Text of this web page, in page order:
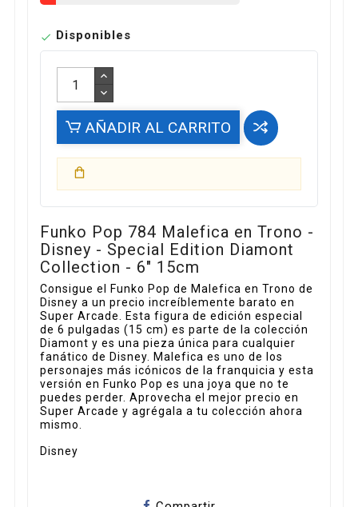
 Disponibles
AÑADIR AL CARRITO
Funko Pop 784 Malefica en Trono -
Disney - Special Edition Diamont
Collection - 6" 15cm
Consigue el Funko Pop de Malefica en Trono de
Disney a un precio increíblemente barato en
Super Arcade. Esta figura de edición especial
de 6 pulgadas (15 cm) es parte de la colección
Diamont y es una pieza única para cualquier
fanático de Disney. Malefica es uno de los
personajes más icónicos de la franquicia y esta
versión en Funko Pop es una joya que no te
puedes perder. Aprovecha el mejor precio en
Super Arcade y agrégala a tu colección ahora
mismo.
Disney